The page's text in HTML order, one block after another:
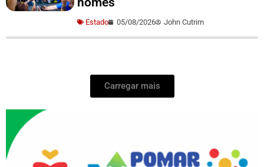
Estado 05/08/2026 John Cutrim
Carregar mais